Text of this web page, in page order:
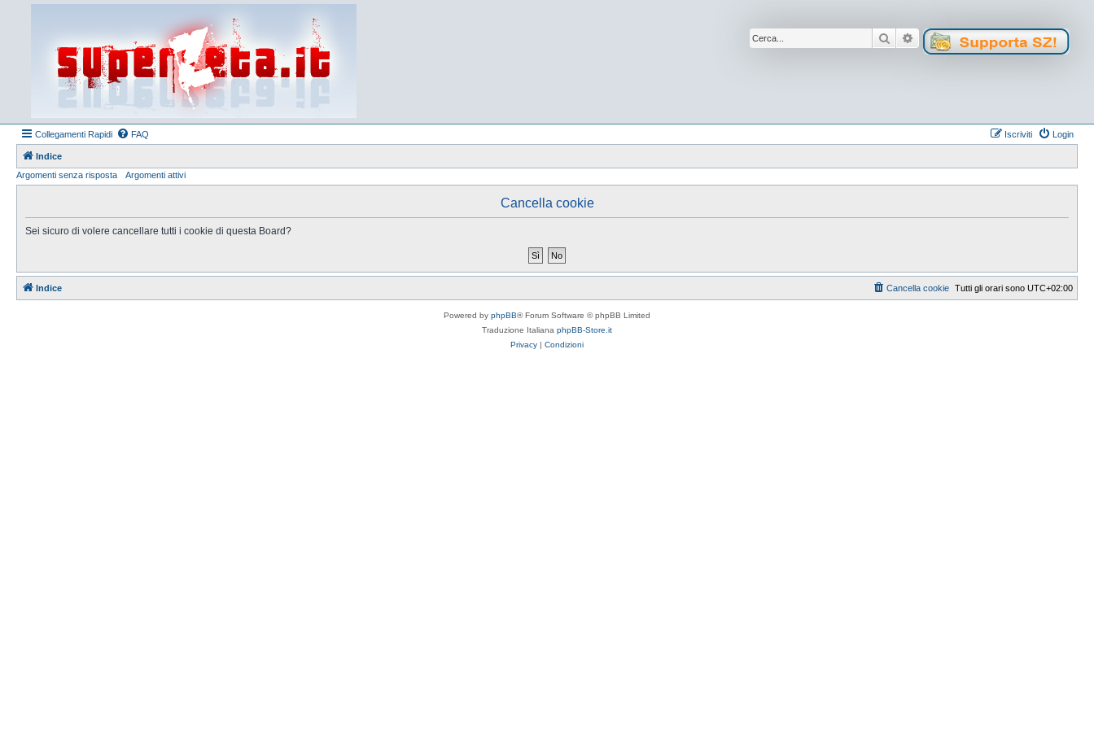
Cerca Ricerca avanzata
Collegamenti Rapidi FAQ Login
Iscriviti
Indice
Argomenti senza risposta
Argomenti attivi
Cancella cookie
Sei sicuro di volere cancellare tutti i cookie di questa Board?
Indice Tutti gli orari sono UTC+02:00
Cancella cookie
Powered by phpBB® Forum Software © phpBB Limited
Traduzione Italiana phpBB-Store.it
Privacy | Condizioni